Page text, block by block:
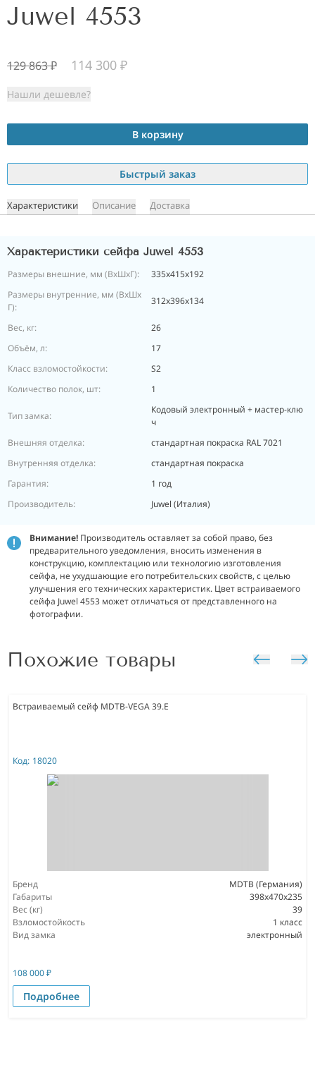
Juwel 4553
129 863₽ 114 300 ₽
Нашли дешевле?
В корзину
Быстрый заказ
Характеристики Описание Доставка
Характеристики сейфа Juwel 4553
Размеры внешние, мм (ВхШхГ):
335х415х192
Размеры внутренние, мм (ВхШх
Г):
312х396х134
Вес, кг:
26
Объём, л:
17
Класс взломостойкости:
S2
Количество полок, шт:
1
Тип замка:
Кодовый электронный + мастер-клю
ч
Внешняя отделка:
стандартная покраска RAL 7021
Внутренняя отделка:
стандартная покраска
Гарантия:
1 год
Производитель:
Juwel (Италия)
Внимание! Производитель оставляет за собой право, без
предварительного уведомления, вносить изменения в
конструкцию, комплектацию или технологию изготовления
сейфа, не ухудшающие его потребительских свойств, с целью
улучшения его технических характеристик. Цвет встраиваемого
сейфа Juwel 4553 может отличаться от представленного на
фотографии.
Похожие товары
Встраиваемый сейф MDTB-VEGA 39.E
Код: 18020
Бренд
MDTB (Германия)
Габариты
398x470x235
Вес (кг)
39
Взломостойкость
1 класс
Вид замка
электронный
108 000₽
Подробнее